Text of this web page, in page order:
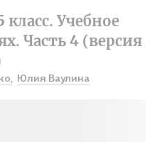
Учебное
Часть 4 (версия
Юлия Ваулина